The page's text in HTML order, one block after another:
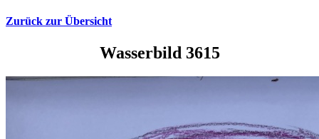
Zurück zur Übersicht
Wasserbild 3615